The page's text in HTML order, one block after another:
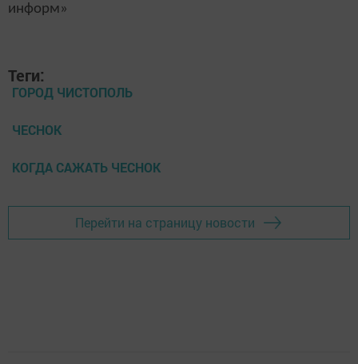
информ»
Теги:
ГОРОД ЧИСТОПОЛЬ
ЧЕСНОК
КОГДА САЖАТЬ ЧЕСНОК
Перейти на страницу новости